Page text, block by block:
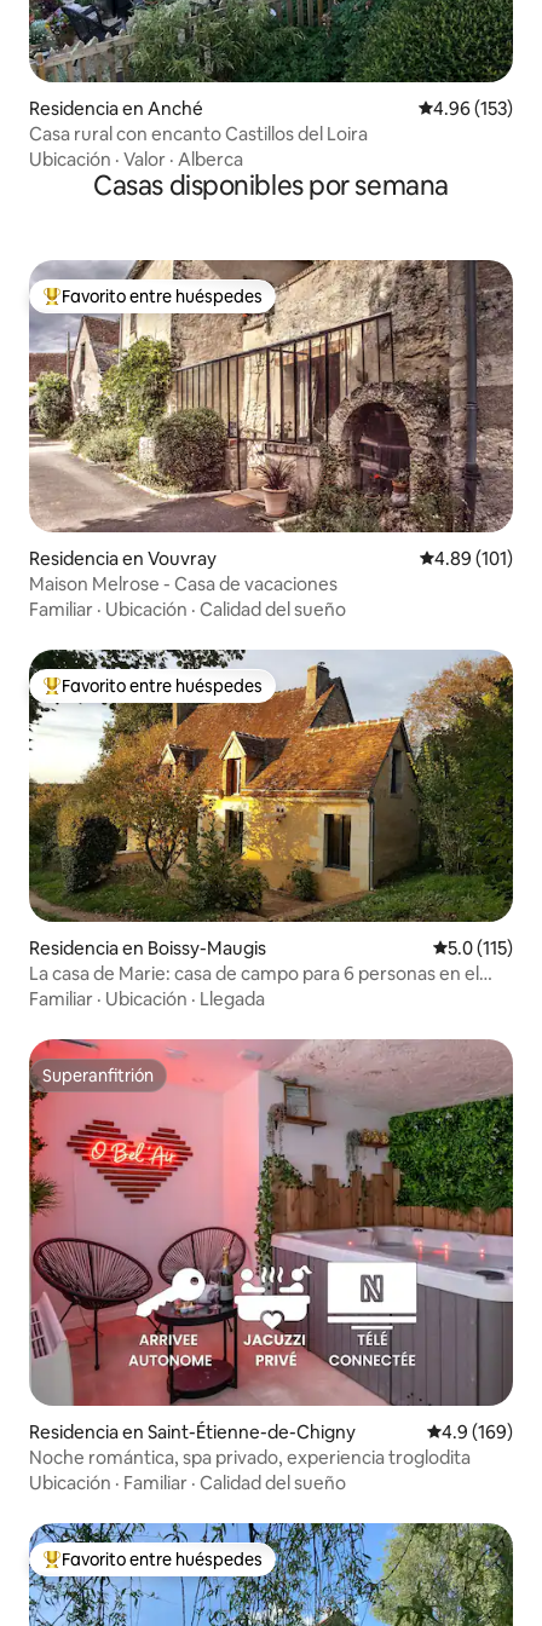
Residencia en Anché Calificación
4.96 (153)
Casa rural con encanto Castillos del Loira
Ubicación · Valor · Alberca
Casas disponibles por semana
De los mejores en Favorito entre huéspedes
Favorito entre huéspedes
Residencia en Vouvray Calificación
4.89 (101)
Maison Melrose - Casa de vacaciones
Familiar · Ubicación · Calidad del sueño
De los mejores en Favorito entre huéspedes
Favorito entre huéspedes
Residencia en Boissy-Maugis Calificación
5.0 (115)
La casa de Marie: casa de campo para 6 personas en el
corazón de Perche
Familiar · Ubicación · Llegada
Superanfitrión
Superanfitrión
Residencia en Saint-Étienne-de-Chigny Calificación
4.9 (169)
Noche romántica, spa privado, experiencia troglodita
Ubicación · Familiar · Calidad del sueño
De los mejores en Favorito entre huéspedes
Favorito entre huéspedes